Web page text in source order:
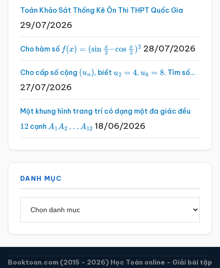
–
Toán Khảo Sát Thống Kê Ôn Thi THPT Quốc Gia
29/07/2026
Cho hàm số f(x)=(sinx2 –cosx2 )2 28/07/2026
Cho cấp số cộng (un), biếtu2 =4 , u6 =8 . Tìm số…
27/07/2026
Một khung hình trang trí có dạng một đa giác đều
12 cạnh A1A2…A 12 18/06/2026
DANH MỤC
Booktoan.com (2015 - 2026) Học Toán online - Giải bài tập